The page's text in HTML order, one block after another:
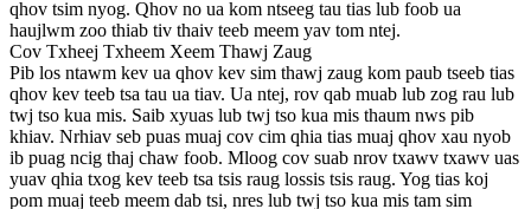
qhov tsim nyog. Qhov no ua kom ntseeg tau tias lub foob ua
haujlwm zoo thiab tiv thaiv teeb meem yav tom ntej.
Cov Txheej Txheem Xeem Thawj Zaug
Pib los ntawm kev ua qhov kev sim thawj zaug kom paub tseeb tias
qhov kev teeb tsa tau ua tiav. Ua ntej, rov qab muab lub zog rau lub
twj tso kua mis. Saib xyuas lub twj tso kua mis thaum nws pib
khiav. Nrhiav seb puas muaj cov cim qhia tias muaj qhov xau nyob
ib puag ncig thaj chaw foob. Mloog cov suab nrov txawv txawv uas
yuav qhia txog kev teeb tsa tsis raug lossis tsis raug. Yog tias koj
pom muaj teeb meem dab tsi, nres lub twj tso kua mis tam sim